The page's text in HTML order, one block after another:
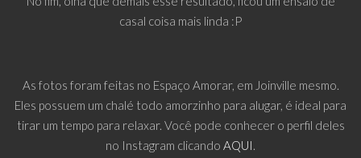
casal coisa mais linda :P
As fotos foram feitas no Espaço Amorar, em Joinville mesmo.
Eles possuem um chalé todo amorzinho para alugar, é ideal para
tirar um tempo para relaxar. Você pode conhecer o perfil deles
no Instagram clicando AQUI.